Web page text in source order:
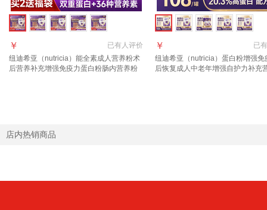
已有人评价
￥
纽迪希亚（nutricia）能全素成人营养粉术
后营养补充增强免疫力蛋白粉肠内营养粉
已有
￥
纽迪希亚（nutricia）蛋白粉增强免
后恢复成人中老年增强自护力补充
店内热销商品